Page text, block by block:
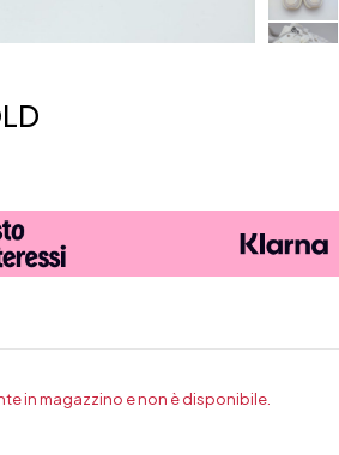
in magazzino e non è disponibile.